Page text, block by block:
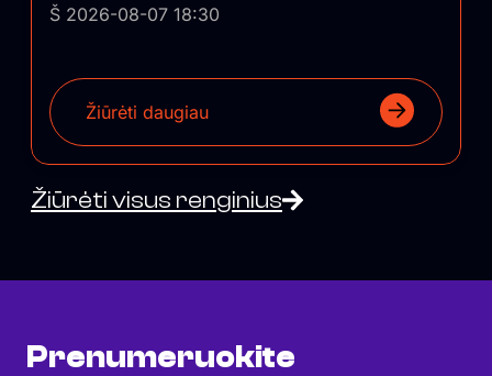
Š 2026-08-07 18:30
Žiūrėti daugiau
Žiūrėti visus renginius
Prenumeruokite